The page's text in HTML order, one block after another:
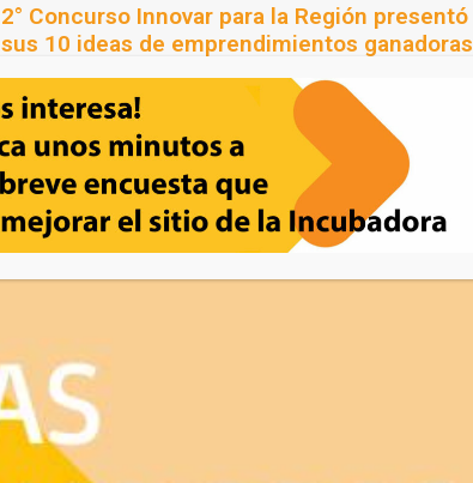
2° Concurso Innovar para la Región presentó
sus 10 ideas de emprendimientos ganadoras
octubre 17, 2024
El Concurso Innovar par la Región convocó este año a...